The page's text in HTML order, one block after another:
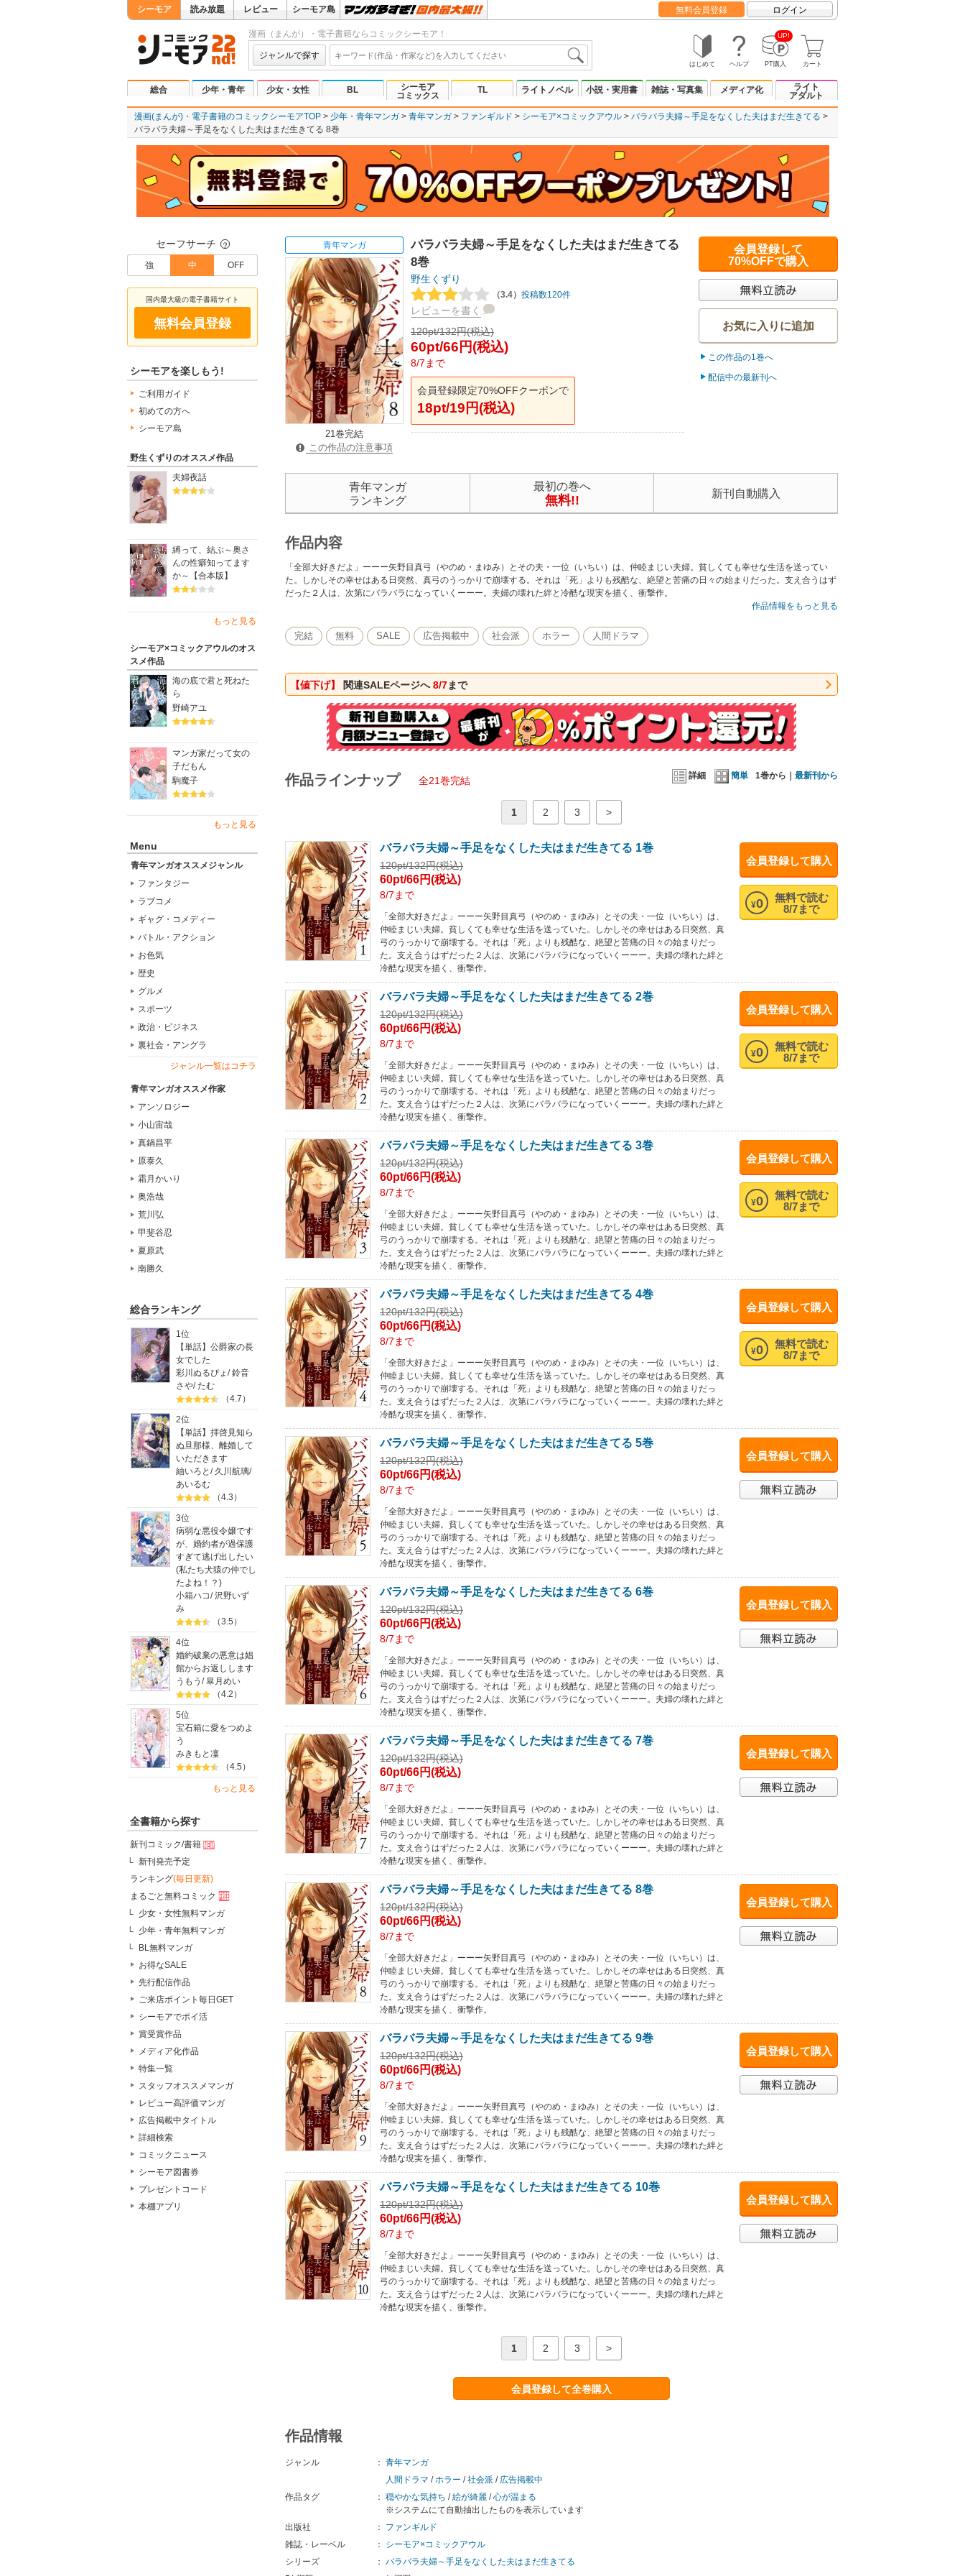
シーモア 読み放題 レビュー シーモア島 無料会員登録 ログイン
漫画（まんが）・電子書籍ならコミックシーモア！
ジャンルで探す
はじめて ヘルプ
UP!
PT購入 カート
総合 少年・青年 少女・女性 BL
シーモア
コミックス
TL ライトノベル 小説・実用書 雑誌・写真集 メディア化
ライト
アダルト
漫画(まんが)・電子書籍のコミックシーモアTOP 少年・青年マンガ 青年マンガ ファンギルド シーモア×コミックアウル
バラバラ夫婦～手足をなくした夫はまだ生きてる
バラバラ夫婦～手足をなくした夫はまだ生きてる 8巻
セーフサーチ ？
強 中 OFF
国内最大級の電子書籍サイト
無料会員登録
シーモアを楽しもう!
ご利用ガイド
初めての方へ
シーモア島
野生くずりのオススメ作品
夫婦夜話
縛って、結ぶ～奥さ
んの性癖知ってます
か～【合本版】
もっと見る
シーモア×コミックアウルのオス
スメ作品
海の底で君と死ねた
ら
野崎アユ
マンガ家だって女の
子だもん
駒魔子
もっと見る
Menu
青年マンガオススメジャンル
ファンタジー
ラブコメ
ギャグ・コメディー
バトル・アクション
お色気
歴史
グルメ
スポーツ
政治・ビジネス
裏社会・アングラ
ジャンル一覧はコチラ
青年マンガオススメ作家
アンソロジー
小山宙哉
真鍋昌平
原泰久
霜月かいり
奥浩哉
荒川弘
甲斐谷忍
夏原武
南勝久
総合ランキング
1位
【単話】公爵家の長
女でした
彩川ぬるぴょ /鈴音
さや/たむ
（4.7）
2位
【単話】拝啓見知ら
ぬ旦那様、離婚して
いただきます
紬いろと / 久川航璃/
あいるむ
（4.3）
3位
病弱な悪役令嬢です
が、婚約者が過保護
すぎて逃げ出したい
(私たち犬猿の仲でし
たよね！？)
小箱ハコ/沢野いず
み
（3.5）
4位
婚約破棄の悪意は娼
館からお返しします
うもう /皐月めい
（4.2）
5位
宝石箱に愛をつめよ
う
みきもと凜
（4.5）
もっと見る
全書籍から探す
新刊コミック/書籍
新刊発売予定
ランキング(毎日更新)
まるごと無料コミック
少女・女性無料マンガ
少年・青年無料マンガ
BL無料マンガ
お得なSALE
先行配信作品
ご来店ポイント毎日GET
シーモアでポイ活
賞受賞作品
メディア化作品
特集一覧
スタッフオススメマンガ
レビュー高評価マンガ
広告掲載中タイトル
詳細検索
コミックニュース
シーモア図書券
プレゼントコード
本棚アプリ
青年マンガ
21巻完結
この作品の注意事項
バラバラ夫婦～手足をなくした夫はまだ生きてる
8巻
野生くずり
（3.4） 投稿数120件
レビューを書く
120pt/132円(税込)
60pt/66円(税込)
8/7まで
会員登録限定70%OFFクーポンで
18pt/19円(税込)
会員登録して
70%OFFで購入
お気に入りに追加
この作品の1巻へ
配信中の最新刊へ
青年マンガ
ランキング
最初の巻へ
無料!! 新刊自動購入
作品内容
「全部大好きだよ」ーーー矢野目真弓（やのめ・まゆみ）とその夫・一位（いちい）は、仲睦まじい夫婦。貧しくても幸せな生活を送ってい
た。しかしその幸せはある日突然、真弓のうっかりで崩壊する。それは「死」よりも残酷な、絶望と苦痛の日々の始まりだった。支え合うはず
だった２人は、次第にバラバラになっていくーーー。夫婦の壊れた絆と冷酷な現実を描く、衝撃作。
作品情報をもっと見る
完結 無料 SALE 広告掲載中 社会派 ホラー 人間ドラマ
【値下げ】 関連SALEページへ8/7まで
詳細 簡単 1巻から｜ 最新刊から
作品ラインナップ 全21巻完結
1 2 3 >
会員登録して購入
無料で読む
8/7まで
¥0
バラバラ夫婦～手足をなくした夫はまだ生きてる 1巻
120pt/132円(税込)
60pt/66円(税込)
8/7まで
「全部大好きだよ」ーーー矢野目真弓（やのめ・まゆみ）とその夫・一位（いちい）は、
仲睦まじい夫婦。貧しくても幸せな生活を送っていた。しかしその幸せはある日突然、真
弓のうっかりで崩壊する。それは「死」よりも残酷な、絶望と苦痛の日々の始まりだっ
た。支え合うはずだった２人は、次第にバラバラになっていくーーー。夫婦の壊れた絆と
冷酷な現実を描く、衝撃作。
会員登録して購入
無料で読む
8/7まで
¥0
バラバラ夫婦～手足をなくした夫はまだ生きてる 2巻
120pt/132円(税込)
60pt/66円(税込)
8/7まで
「全部大好きだよ」ーーー矢野目真弓（やのめ・まゆみ）とその夫・一位（いちい）は、
仲睦まじい夫婦。貧しくても幸せな生活を送っていた。しかしその幸せはある日突然、真
弓のうっかりで崩壊する。それは「死」よりも残酷な、絶望と苦痛の日々の始まりだっ
た。支え合うはずだった２人は、次第にバラバラになっていくーーー。夫婦の壊れた絆と
冷酷な現実を描く、衝撃作。
会員登録して購入
無料で読む
8/7まで
¥0
バラバラ夫婦～手足をなくした夫はまだ生きてる 3巻
120pt/132円(税込)
60pt/66円(税込)
8/7まで
「全部大好きだよ」ーーー矢野目真弓（やのめ・まゆみ）とその夫・一位（いちい）は、
仲睦まじい夫婦。貧しくても幸せな生活を送っていた。しかしその幸せはある日突然、真
弓のうっかりで崩壊する。それは「死」よりも残酷な、絶望と苦痛の日々の始まりだっ
た。支え合うはずだった２人は、次第にバラバラになっていくーーー。夫婦の壊れた絆と
冷酷な現実を描く、衝撃作。
会員登録して購入
無料で読む
8/7まで
¥0
バラバラ夫婦～手足をなくした夫はまだ生きてる 4巻
120pt/132円(税込)
60pt/66円(税込)
8/7まで
「全部大好きだよ」ーーー矢野目真弓（やのめ・まゆみ）とその夫・一位（いちい）は、
仲睦まじい夫婦。貧しくても幸せな生活を送っていた。しかしその幸せはある日突然、真
弓のうっかりで崩壊する。それは「死」よりも残酷な、絶望と苦痛の日々の始まりだっ
た。支え合うはずだった２人は、次第にバラバラになっていくーーー。夫婦の壊れた絆と
冷酷な現実を描く、衝撃作。
会員登録して購入
バラバラ夫婦～手足をなくした夫はまだ生きてる 5巻
120pt/132円(税込)
60pt/66円(税込)
8/7まで
「全部大好きだよ」ーーー矢野目真弓（やのめ・まゆみ）とその夫・一位（いちい）は、
仲睦まじい夫婦。貧しくても幸せな生活を送っていた。しかしその幸せはある日突然、真
弓のうっかりで崩壊する。それは「死」よりも残酷な、絶望と苦痛の日々の始まりだっ
た。支え合うはずだった２人は、次第にバラバラになっていくーーー。夫婦の壊れた絆と
冷酷な現実を描く、衝撃作。
会員登録して購入
バラバラ夫婦～手足をなくした夫はまだ生きてる 6巻
120pt/132円(税込)
60pt/66円(税込)
8/7まで
「全部大好きだよ」ーーー矢野目真弓（やのめ・まゆみ）とその夫・一位（いちい）は、
仲睦まじい夫婦。貧しくても幸せな生活を送っていた。しかしその幸せはある日突然、真
弓のうっかりで崩壊する。それは「死」よりも残酷な、絶望と苦痛の日々の始まりだっ
た。支え合うはずだった２人は、次第にバラバラになっていくーーー。夫婦の壊れた絆と
冷酷な現実を描く、衝撃作。
会員登録して購入
バラバラ夫婦～手足をなくした夫はまだ生きてる 7巻
120pt/132円(税込)
60pt/66円(税込)
8/7まで
「全部大好きだよ」ーーー矢野目真弓（やのめ・まゆみ）とその夫・一位（いちい）は、
仲睦まじい夫婦。貧しくても幸せな生活を送っていた。しかしその幸せはある日突然、真
弓のうっかりで崩壊する。それは「死」よりも残酷な、絶望と苦痛の日々の始まりだっ
た。支え合うはずだった２人は、次第にバラバラになっていくーーー。夫婦の壊れた絆と
冷酷な現実を描く、衝撃作。
会員登録して購入
バラバラ夫婦～手足をなくした夫はまだ生きてる 8巻
120pt/132円(税込)
60pt/66円(税込)
8/7まで
「全部大好きだよ」ーーー矢野目真弓（やのめ・まゆみ）とその夫・一位（いちい）は、
仲睦まじい夫婦。貧しくても幸せな生活を送っていた。しかしその幸せはある日突然、真
弓のうっかりで崩壊する。それは「死」よりも残酷な、絶望と苦痛の日々の始まりだっ
た。支え合うはずだった２人は、次第にバラバラになっていくーーー。夫婦の壊れた絆と
冷酷な現実を描く、衝撃作。
会員登録して購入
バラバラ夫婦～手足をなくした夫はまだ生きてる 9巻
120pt/132円(税込)
60pt/66円(税込)
8/7まで
「全部大好きだよ」ーーー矢野目真弓（やのめ・まゆみ）とその夫・一位（いちい）は、
仲睦まじい夫婦。貧しくても幸せな生活を送っていた。しかしその幸せはある日突然、真
弓のうっかりで崩壊する。それは「死」よりも残酷な、絶望と苦痛の日々の始まりだっ
た。支え合うはずだった２人は、次第にバラバラになっていくーーー。夫婦の壊れた絆と
冷酷な現実を描く、衝撃作。
会員登録して購入
バラバラ夫婦～手足をなくした夫はまだ生きてる 10巻
120pt/132円(税込)
60pt/66円(税込)
8/7まで
「全部大好きだよ」ーーー矢野目真弓（やのめ・まゆみ）とその夫・一位（いちい）は、
仲睦まじい夫婦。貧しくても幸せな生活を送っていた。しかしその幸せはある日突然、真
弓のうっかりで崩壊する。それは「死」よりも残酷な、絶望と苦痛の日々の始まりだっ
た。支え合うはずだった２人は、次第にバラバラになっていくーーー。夫婦の壊れた絆と
冷酷な現実を描く、衝撃作。
1 2 3 >
会員登録して全巻購入
作品情報
ジャンル ： 青年マンガ
人間ドラマ /ホラー /社会派 / 広告掲載中
作品タグ
： 穏やかな気持ち /絵が綺麗 /心が温まる
※システムにて自動抽出したものを表示しています
出版社
：
ファンギルド
雑誌・レーベル
：
シーモア×コミックアウル
シリーズ
： バラバラ夫婦～手足をなくした夫はまだ生きてる